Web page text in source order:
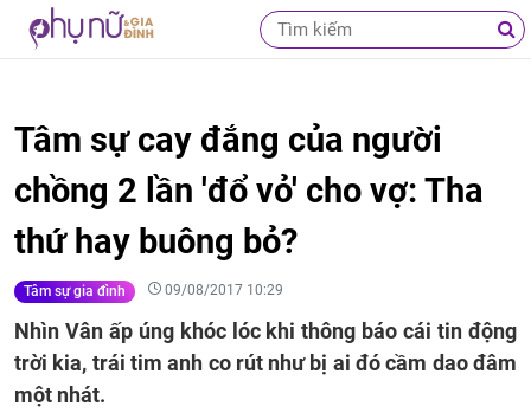
Tâm sự cay đắng của người
chồng 2 lần 'đổ vỏ' cho vợ: Tha
thứ hay buông bỏ?
Tâm sự gia đình 09/08/2017 10:29
Nhìn Vân ấp úng khóc lóc khi thông báo cái tin động
trời kia, trái tim anh co rút như bị ai đó cầm dao đâm
một nhát.